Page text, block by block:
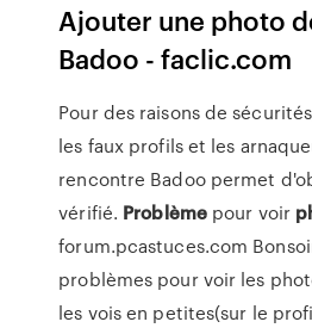
Ajouter une photo
Badoo - faclic.com
Pour des raisons de
les faux profils et les
rencontre Badoo permet
vérifié. Problèmepour voir
forum.pcastuces.com
problèmes pour voir les
les vois en petites(sur le